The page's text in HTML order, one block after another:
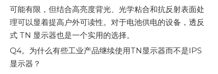
可能有限，但结合高亮度背光、光学粘合和抗反射表面处
理可以显着提高户外可读性。对于电池供电的设备，透反
式 TN 显示器也是一个实用的选择。
Q4。为什么有些工业产品继续使用TN显示器而不是IPS
显示器？